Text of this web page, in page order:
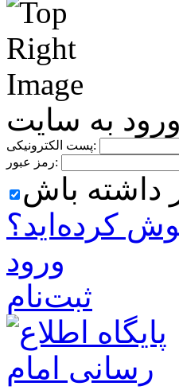
ورود به سایت
پست الکترونیکی:
رمز عبور:
داشته باش
کرده‌اید؟
ورود
ثبت‌نام